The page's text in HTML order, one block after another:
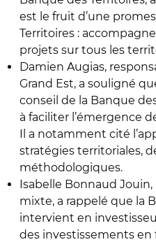
est le fruit d’une
Territoires :
projets sur tous les
Damien Augias,
Grand Est, a souligné
conseil de la Banque
à faciliter l’émergence
Il a notamment cité
stratégies territoriales,
méthodologiques.
Isabelle Bonnaud
mixte, a rappelé que la
intervient en
des investissements en